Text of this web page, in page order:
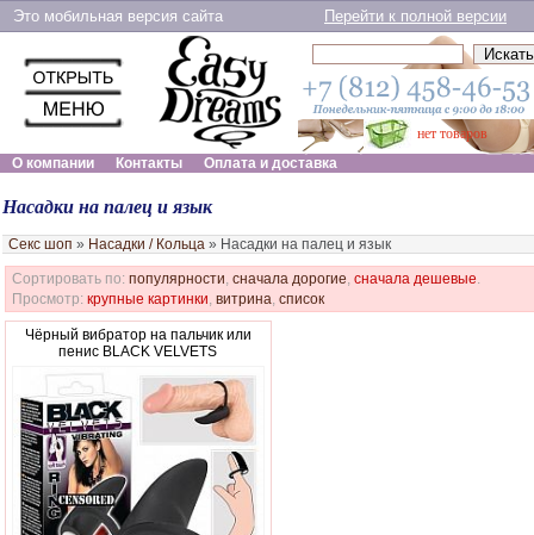
Это мобильная версия сайта Перейти к полной версии
нет товаров
О компании
Контакты Оплата и доставка
Насадки на палец и язык
Секс шоп » Насадки / Кольца » Насадки на палец и язык
Сортировать по: популярности, сначала дорогие, сначала дешевые.
Просмотр: крупные картинки, витрина, список
Чёрный вибратор на пальчик или
пенис BLACK VELVETS